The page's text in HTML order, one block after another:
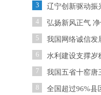
3 辽宁创新驱动振
4 弘扬新风正气
5 我国网络诚信发
6 水利建设支撑岁
7
8